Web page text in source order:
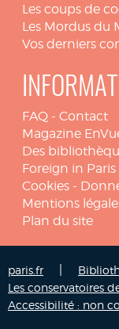
Les coups de
Les Mordus du
Vos derniers
FAQ - Contact
Magazine
Des
Foreign in Paris
Cookies -
Mentions
Plan du site
paris.fr
Les conservatoires
Accessibilité : non